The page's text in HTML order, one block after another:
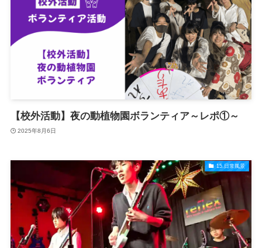
【校外活動】夜の動植物園ボランティア～レポ①～
2025年8月6日
15.日常風景